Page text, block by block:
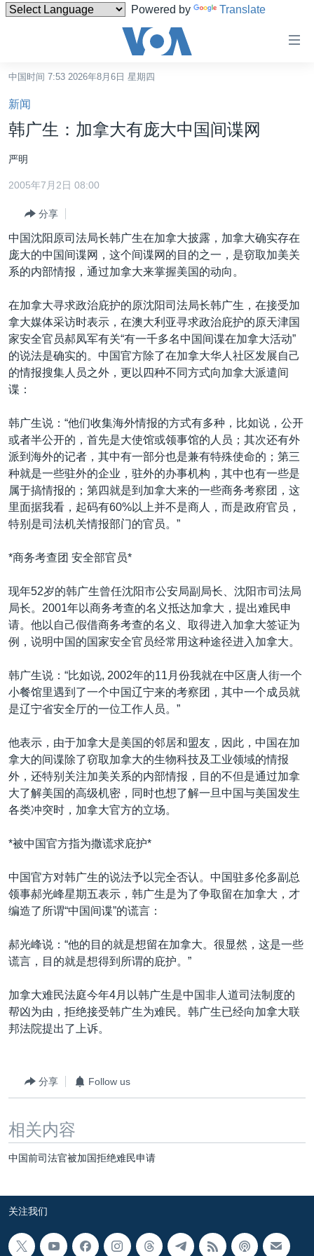
Powered by Translate
碍
链
接
跳
转
内
转
到
导
跳
转
到
检
索
台湾
港澳
国际
最新国际新闻
印太
欧洲
非洲
美洲
全球议题
分类新闻
经济·金融·贸易
科教·文娱·体健
军事
劳工
环境
美中关系
白宫要闻
国会报道
美中关系
美国建国250周年
埃博拉疫情
美国之音专访
重要讲话与声明
台海两岸关系
南中国海争端
GEN Z 看美国
VOA视频
VOA今日焦点
中文广播
其他语言网站
中国时间 7:53 2026年8月6日 星期四
新闻
韩广生：加拿大有庞大中国间谍网
严明
2005年7月2日 08:00
分享
中国沈阳原司法局长韩广生在加拿大披露，加拿大确实存在
庞大的中国间谍网，这个间谍网的目的之一，是窃取加美关
系的内部情报，通过加拿大来掌握美国的动向。
在加拿大寻求政治庇护的原沈阳司法局长韩广生，在接受加
拿大媒体采访时表示，在澳大利亚寻求政治庇护的原天津国
家安全官员郝凤军有关“有一千多名中国间谍在加拿大活动”
的说法是确实的。中国官方除了在加拿大华人社区发展自己
的情报搜集人员之外，更以四种不同方式向加拿大派遣间
谍：
韩广生说：“他们收集海外情报的方式有多种，比如说，公开
或者半公开的，首先是大使馆或领事馆的人员；其次还有外
派到海外的记者，其中有一部分也是兼有特殊使命的；第三
种就是一些驻外的企业，驻外的办事机构，其中也有一些是
属于搞情报的；第四就是到加拿大来的一些商务考察团，这
里面据我看，起码有60%以上并不是商人，而是政府官员，
特别是司法机关情报部门的官员。”
*商务考查团 安全部官员*
现年52岁的韩广生曾任沈阳市公安局副局长、沈阳市司法局
局长。2001年以商务考查的名义抵达加拿大，提出难民申
请。他以自己假借商务考查的名义、取得进入加拿大签证为
例，说明中国的国家安全官员经常用这种途径进入加拿大。
韩广生说：“比如说, 2002年的11月份我就在中区唐人街一个
小餐馆里遇到了一个中国辽宁来的考察团，其中一个成员就
是辽宁省安全厅的一位工作人员。”
他表示，由于加拿大是美国的邻居和盟友，因此，中国在加
拿大的间谍除了窃取加拿大的生物科技及工业领域的情报
外，还特别关注加美关系的内部情报，目的不但是通过加拿
大了解美国的高级机密，同时也想了解一旦中国与美国发生
各类冲突时，加拿大官方的立场。
*被中国官方指为撒谎求庇护*
中国官方对韩广生的说法予以完全否认。中国驻多伦多副总
领事郝光峰星期五表示，韩广生是为了争取留在加拿大，才
编造了所谓“中国间谍”的谎言：
郝光峰说：“他的目的就是想留在加拿大。很显然，这是一些
谎言，目的就是想得到所谓的庇护。”
加拿大难民法庭今年4月以韩广生是中国非人道司法制度的
帮凶为由，拒绝接受韩广生为难民。韩广生已经向加拿大联
邦法院提出了上诉。
分享 Follow us
相关内容
中国前司法官被加国拒绝难民申请
关注我们